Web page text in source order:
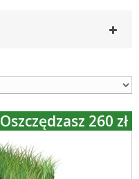
Oszczędzasz 260 zł